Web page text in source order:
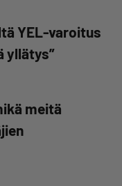
YEL-varoitus
yllätys”
meitä